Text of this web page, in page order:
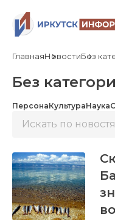
ГлавнаяНовостиБез
Без
ПерсонаКультураНаука